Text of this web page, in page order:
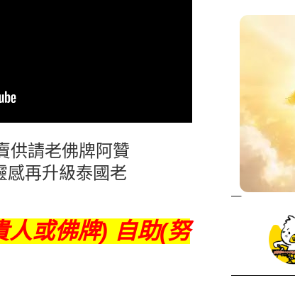
供請老佛牌阿贊
感再升級泰國老
人或佛牌) 自助(努